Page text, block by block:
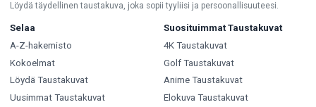
Löydä täydellinen taustakuva, joka sopii tyyliisi ja persoonallisuuteesi.
Selaa
A-Z-hakemisto
Kokoelmat
Löydä Taustakuvat
Uusimmat Taustakuvat
Suosituimmat Taustakuvat
4K Taustakuvat
Golf Taustakuvat
Anime Taustakuvat
Elokuva Taustakuvat